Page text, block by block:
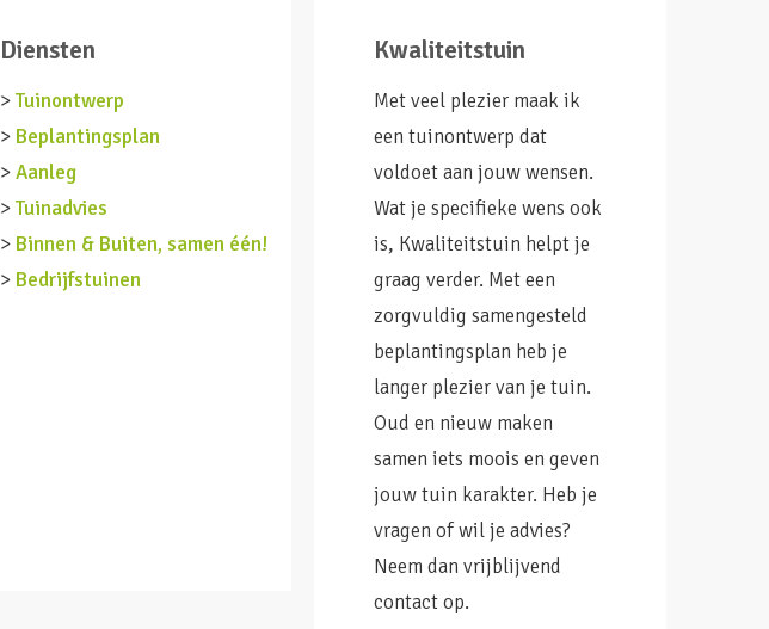
Diensten
>Tuinontwerp
> Beplantingsplan
>Aanleg
>Tuinadvies
> Binnen & Buiten, samen één!
> Bedrijfstuinen
Kwaliteitstuin
Met veel plezier maak ik
een tuinontwerp dat
voldoet aan jouw wensen.
Wat je specifieke wens ook
is, Kwaliteitstuin helpt je
graag verder. Met een
zorgvuldig samengesteld
beplantingsplan heb je
langer plezier van je tuin.
Oud en nieuw maken
samen iets moois en geven
jouw tuin karakter. Heb je
vragen of wil je advies?
Neem dan vrijblijvend
contact op.